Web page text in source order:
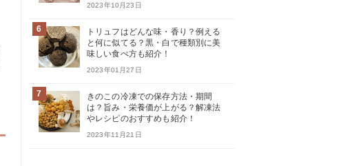
2023年10月23日
6
トリュフはどんな味・香り？例える
と何に似てる？黒・白で種類別に美
味しい食べ方も紹介！
2023年01月27日
7
きのこの冷凍での保存方法・期間
は？旨み・栄養価が上がる？解凍法
やレシピのおすすめも紹介！
2023年11月21日